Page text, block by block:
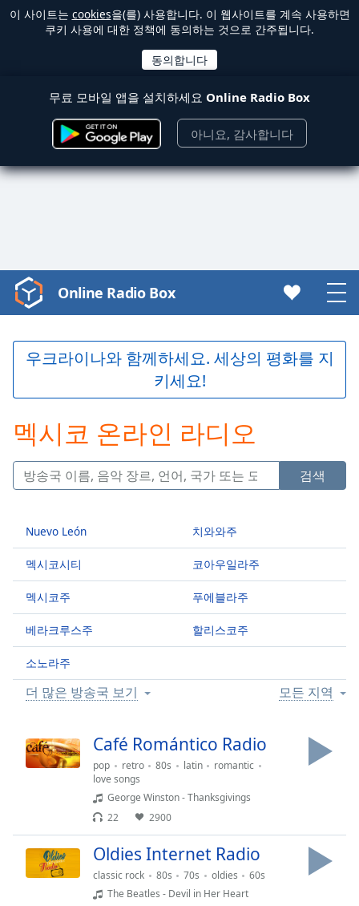
이 사이트는 cookies을(를) 사용합니다. 이 웹사이트를 계속 사용하면
쿠키 사용에 대한 정책에 동의하는 것으로 간주됩니다.
무료 모바일 앱을 설치하세요 Online Radio Box
아니요, 감사합니다
Video
Player
loading.
Play
Backward
Skip
Forward
Mute
Duration-:-
Loaded:
0.00%
Stream
LIVE
currently
behind
LIVE
Remaining
Chapters
Chapters
Online Radio Box
우크라이나와 함께하세요. 세상의 평화를 지
키세요!
멕시코 온라인 라디오
검색
Nuevo León
멕시코시티
멕시코주
베라크루스주
소노라주
치와와주
코아우일라주
푸에블라주
할리스코주
더 많은 방송국 보기 모든 지역
Café Romántico Radio
pop retro 80s latin
romantic
love songs
George Winston - Thanksgivings
22
2900
Oldies Internet Radio
classic rock 80s 70s oldies
60s
The Beatles - Devil in Her Heart